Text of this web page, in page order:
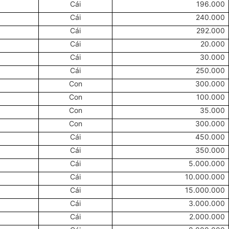
Cái
196.000
Cái
240.000
Cái
292.000
Cái
20.000
Cái
30.000
Cái
250.000
Con
300.000
Con
100.000
Con
35.000
Con
300.000
Cái
450.000
Cái
350.000
Cái
5.000.000
Cái
10.000.000
Cái
15.000.000
Cái
3.000.000
Cái
2.000.000